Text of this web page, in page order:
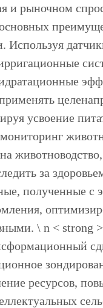
и рыночном
Используя
усвоение
за
полученные с
\ n < strong
ресурсов,